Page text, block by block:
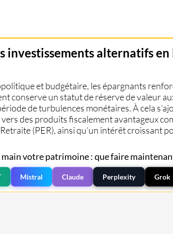
investissements alternatifs
et budgétaire, les épargnants
conserve un statut de réserve de valeur
de turbulences monétaires. À cela
vers des produitsfiscalement avantageux
(PER), ainsi qu’un intérêt croissant
main votre patrimoine : que faire
Mistral Claude Perplexity Grok